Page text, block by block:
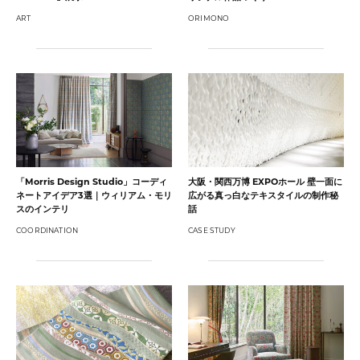
ART ORIMONO
「Morris Design Studio」コーディ
ネートアイデア3選｜ウィリアム・モリ
スのインテリ
COORDINATION
大阪・関西万博 EXPOホール 壁一面に
広がる真っ白なテキスタイルの制作秘
話
CASE STUDY